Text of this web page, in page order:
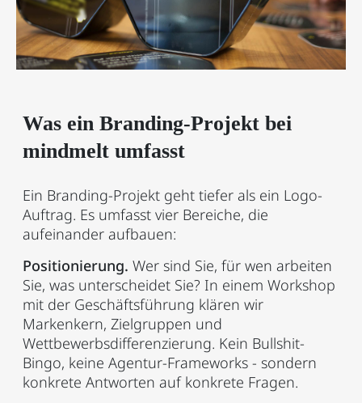
Was ein Branding-Projekt bei
mindmelt umfasst
Ein Branding-Projekt geht tiefer als ein Logo-
Auftrag. Es umfasst vier Bereiche, die
aufeinander aufbauen:
Positionierung. Wer sind Sie, für wen arbeiten
Sie, was unterscheidet Sie? In einem Workshop
mit der Geschäftsführung klären wir
Markenkern, Zielgruppen und
Wettbewerbsdifferenzierung. Kein Bullshit-
Bingo, keine Agentur-Frameworks - sondern
konkrete Antworten auf konkrete Fragen.